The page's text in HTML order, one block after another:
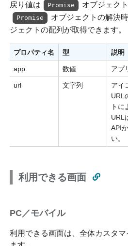
戻り値は Promise オブジェクト
Promise
オブジェクトの解決
ジェクトの配列が取得できます。
プロパティ名 型 説明
app 数値 アプ
url 文字列
アイ
URL
ト
URL
API
い。
利用できる画面
PC／モバイル
利用できる画面は、全体カスタ